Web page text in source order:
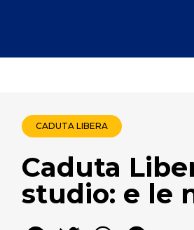
CADUTA LIBERA
Caduta
studio: e le